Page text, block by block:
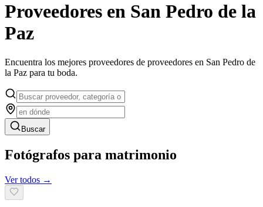
Proveedores en San Pedro de la
Paz
Encuentra los mejores proveedores de proveedores en San Pedro de
la Paz para tu boda.
Buscar
Fotógrafos para matrimonio
Ver todos →